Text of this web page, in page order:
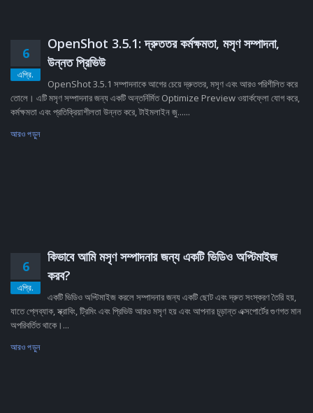
6
এপ্রি.
OpenShot 3.5.1: দ্রুততর কর্মক্ষমতা, মসৃণ সম্পাদনা,
উন্নত প্রিভিউ
OpenShot 3.5.1 সম্পাদনাকে আগের চেয়ে দ্রুততর, মসৃণ এবং আরও পরিশীলিত করে
তোলে। এটি মসৃণ সম্পাদনার জন্য একটি অন্তর্নির্মিত Optimize Preview ওয়ার্কফ্লো যোগ করে,
কর্মক্ষমতা এবং প্রতিক্রিয়াশীলতা উন্নত করে, টাইমলাইন জু......
আরও পড়ুন
6
এপ্রি.
কিভাবে আমি মসৃণ সম্পাদনার জন্য একটি ভিডিও অপ্টিমাইজ
করব?
একটি ভিডিও অপ্টিমাইজ করলে সম্পাদনার জন্য একটি ছোট এবং দ্রুত সংস্করণ তৈরি হয়,
যাতে প্লেব্যাক, স্ক্রাবিং, ট্রিমিং এবং প্রিভিউ আরও মসৃণ হয় এবং আপনার চূড়ান্ত এক্সপোর্টের গুণগত মান
অপরিবর্তিত থাকে।...
আরও পড়ুন